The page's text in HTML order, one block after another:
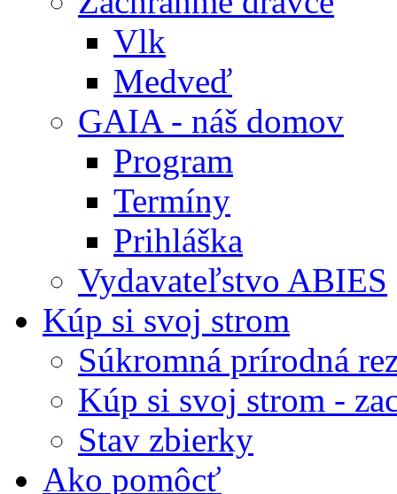
Vlk
Medveď
GAIA - náš domov
Program
Termíny
Prihláška
Vydavateľstvo ABIES
Kúp si svoj strom
Súkromná prírodná
Kúp si svoj strom -
Stav zbierky
Ako pomôcť